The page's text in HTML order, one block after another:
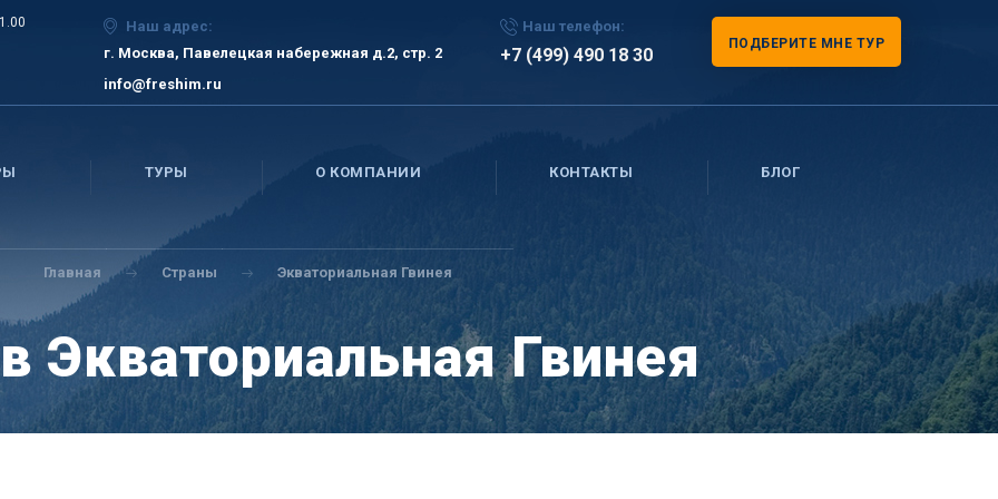
Наш адрес:
г. Москва, Павелецкая набережная д.2, стр. 2
info@freshim.ru
Наш телефон:
+7 (499) 490 18 30
ПОДБЕРИТЕ МНЕ ТУР
ТУРЫ О КОМПАНИИ КОНТАКТЫ БЛОГ
Главная Страны Экваториальная Гвинея
Экваториальная Гвинея